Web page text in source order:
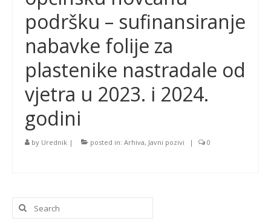
podršku – sufinansiranje
nabavke folije za
plastenike nastradale od
vjetra u 2023. i 2024.
godini
by Urednik | posted in: Arhiva, Javni pozivi | 0
Search
for: